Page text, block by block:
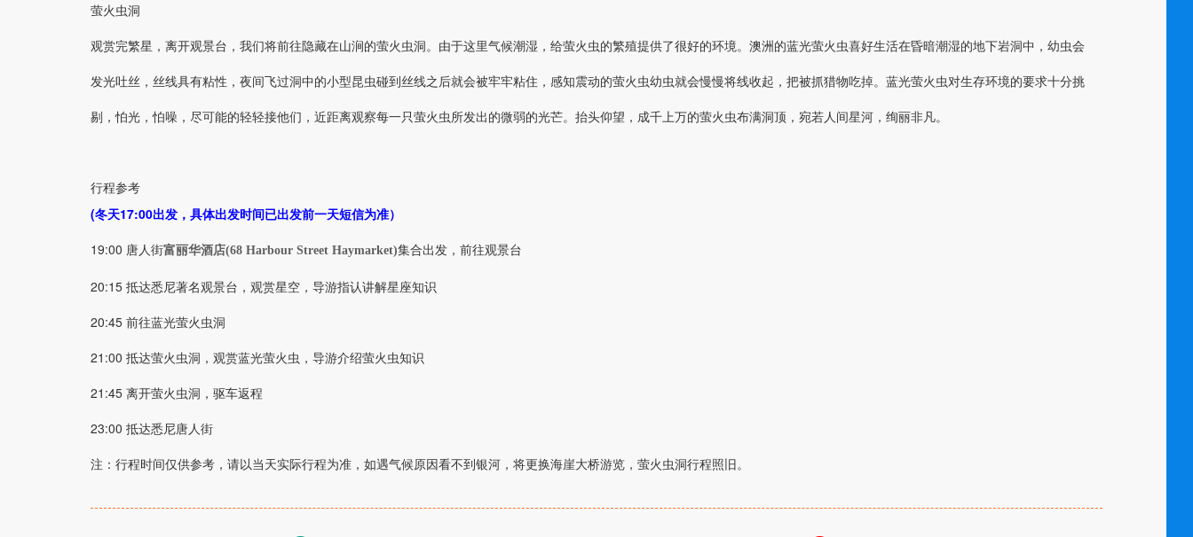
萤火虫洞
观赏完繁星，离开观景台，我们将前往隐藏在山涧的萤火虫洞。由于这里气候潮湿，给萤火虫的繁殖提供了很好的环境。澳洲的蓝光萤火虫喜好生活在昏暗潮湿的地下岩洞中，幼虫会
发光吐丝，丝线具有粘性，夜间飞过洞中的小型昆虫碰到丝线之后就会被牢牢粘住，感知震动的萤火虫幼虫就会慢慢将线收起，把被抓猎物吃掉。蓝光萤火虫对生存环境的要求十分挑
剔，怕光，怕噪，尽可能的轻轻接他们，近距离观察每一只萤火虫所发出的微弱的光芒。抬头仰望，成千上万的萤火虫布满洞顶，宛若人间星河，绚丽非凡。
行程参考
(冬天17:00出发，具体出发时间已出发前一天短信为准）
19:00 唐人街富丽华酒店(68 Harbour Street Haymarket)集合出发，前往观景台
20:15 抵达悉尼著名观景台，观赏星空，导游指认讲解星座知识
20:45 前往蓝光萤火虫洞
21:00 抵达萤火虫洞，观赏蓝光萤火虫，导游介绍萤火虫知识
21:45 离开萤火虫洞，驱车返程
23:00 抵达悉尼唐人街
注：行程时间仅供参考，请以当天实际行程为准，如遇气候原因看不到银河，将更换海崖大桥游览，萤火虫洞行程照旧。